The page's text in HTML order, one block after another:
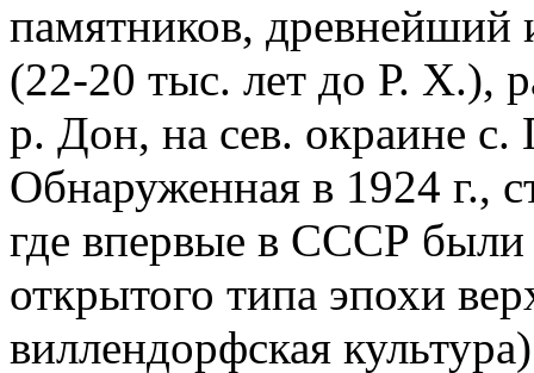
памятников, древнейший
(22-20 тыс. лет до Р. Х.),
р. Дон, на сев. окраине с.
Обнаруженная в 1924 г.,
где впервые в СССР
открытого типа эпохи
виллендорфская